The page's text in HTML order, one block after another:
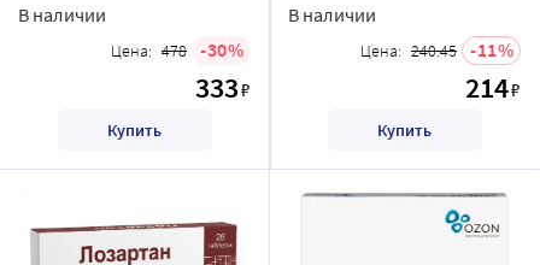
В наличии
Цена: 478 30
333₽
Купить
В наличии
Цена: 240.45 11
214₽
Купить